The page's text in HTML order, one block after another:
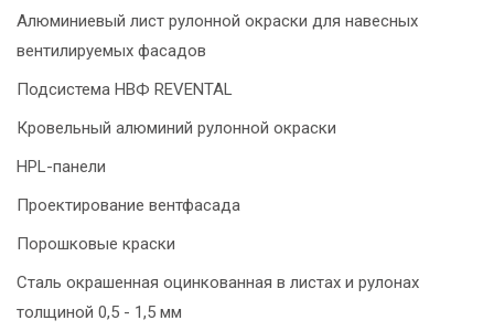
Алюминиевый лист рулонной окраски для навесных
вентилируемых фасадов
Подсистема НВФ REVENTAL
Кровельный алюминий рулонной окраски
HPL-панели
Проектирование вентфасада
Порошковые краски
Сталь окрашенная оцинкованная в листах и рулонах
толщиной 0,5 - 1,5 мм